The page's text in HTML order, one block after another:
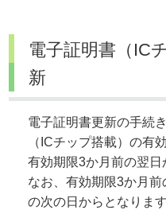
電子証明書（IC
新
電子証明書更新の手続
（ICチップ搭載）の有
有効期限3か月前の翌日
なお、有効期限3か月
の次の日からとなります